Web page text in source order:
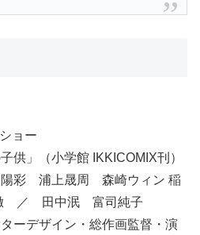
ョー
供」（小学館 IKKICOMIX刊）
彩 浦上晟周 森崎ウィン 稲
／ 田中泯 富司純子
ーデザイン・総作画監督・演